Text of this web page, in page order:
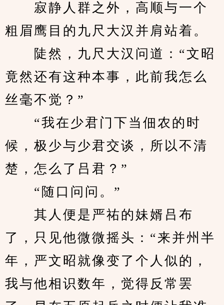
寂静人群之外，高顺与一个
粗眉鹰目的九尺大汉并肩站着。
陡然，九尺大汉问道：“文昭
竟然还有这种本事，此前我怎么
丝毫不觉？”
“我在少君门下当佃农的时
候，极少与少君交谈，所以不清
楚，怎么了吕君？”
“随口问问。”
其人便是严祐的妹婿吕布
了，只见他微微摇头：“来并州半
年，严文昭就像变了个人似的，
我与他相识数年，觉得反常罢